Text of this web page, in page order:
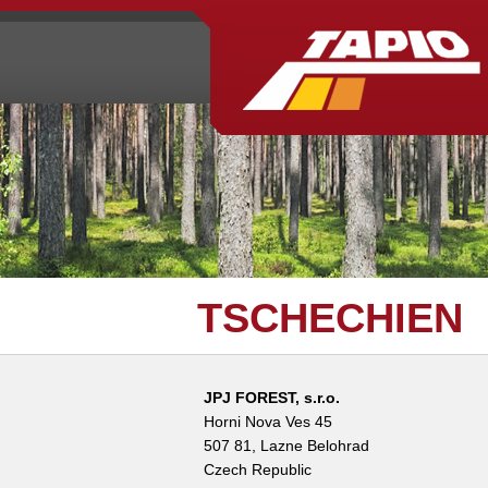
TSCHECHIEN
JPJ FOREST, s.r.o.
Horni Nova Ves 45
507 81, Lazne Belohrad
Czech Republic